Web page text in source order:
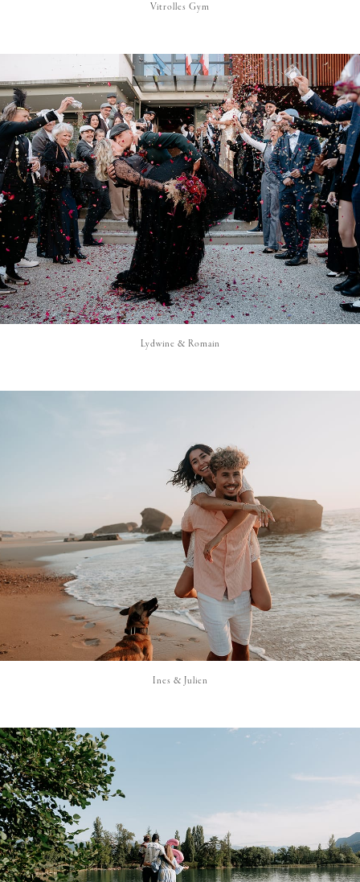
Vitrolles Gym
Lydwine & Romain
Ines & Julien